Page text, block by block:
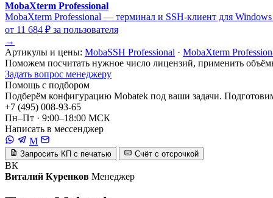
MobaXterm Professional
MobaXterm Professional — терминал и SSH-клиент для
от 11 684 ₽ за пользователя
→
Артикулы и цены: MobaSSH Professional · MobaXterm
Поможем посчитать нужное число лицензий, применить
Задать вопрос менеджеру
Помощь с подбором
Подберём конфигурацию Mobatek под ваши задачи.
+7 (495) 008-93-65
Пн–Пт · 9:00–18:00 МСК
Написать в мессенджер
M
Запросить КП с печатью Счёт с отсрочкой
ВК
Виталий Куренков Менеджер